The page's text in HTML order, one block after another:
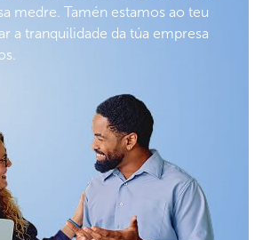
medre. Tamén estamos ao teu
a tranquilidade da túa empresa